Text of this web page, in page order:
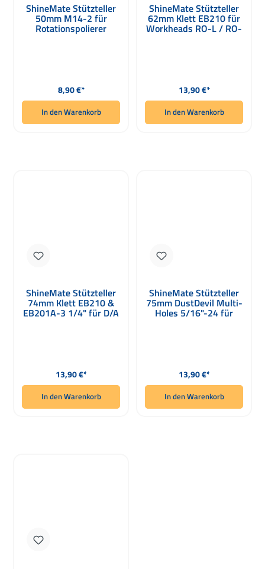
ShineMate Stützteller
50mm M14-2 für
Rotationspolierer
Regulärer Preis:
8,90 €*
In den Warenkorb
ShineMate Stützteller
62mm Klett EB210 für
Workheads RO-L / RO-
Regulärer Preis:
13,90 €*
In den Warenkorb
ShineMate Stützteller
74mm Klett EB210 &
EB201A-3 1/4" für D/A
Regulärer Preis:
13,90 €*
In den Warenkorb
ShineMate Stützteller
75mm DustDevil Multi-
Holes 5/16"-24 für
Regulärer Preis:
13,90 €*
In den Warenkorb